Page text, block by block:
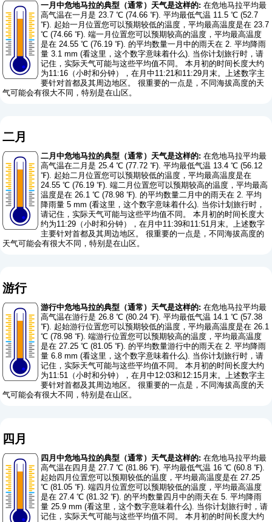
一月中危地马拉的典型（通常）天气是这样的: 在危地马拉平均最
高气温在一月是 23.7 ℃ (74.66 ℉). 平均最低气温 11.5 ℃ (52.7
℉). 起始一月位置您可以预期较低的温度，平均最高温度是在 23.7
℃ (74.66 ℉). 端一月位置您可以预期较高的温度，平均最高温度
是在 24.55 ℃ (76.19 ℉). 的平均数量一月中的雨天在 2. 平均降雨
量 3.1 mm (看这里，这个数字意味着什么). 当你计划旅行时，请
记住，实际天气可能与这些平均值不同。 本月初的时间长度大约
为11:16（小时和分钟），在月中11:21和11:29月末。上述数字主
要针对首都及其周边地区。 很重要的一点是，不同海拔高度的天
气可能会有很大不同，特别是在山区。
二月
二月中危地马拉的典型（通常）天气是这样的: 在危地马拉平均最
高气温在二月是 25.4 ℃ (77.72 ℉). 平均最低气温 13.4 ℃ (56.12
℉). 起始二月位置您可以预期较低的温度，平均最高温度是在
24.55 ℃ (76.19 ℉). 端二月位置您可以预期较高的温度，平均最高
温度是在 26.1 ℃ (78.98 ℉). 的平均数量二月中的雨天在 2. 平均
降雨量 5 mm (看这里，这个数字意味着什么). 当你计划旅行时，
请记住，实际天气可能与这些平均值不同。 本月初的时间长度大
约为11:29（小时和分钟），在月中11:39和11:51月末。上述数字
主要针对首都及其周边地区。 很重要的一点是，不同海拔高度的
天气可能会有很大不同，特别是在山区。
游行
游行中危地马拉的典型（通常）天气是这样的: 在危地马拉平均最
高气温在游行是 26.8 ℃ (80.24 ℉). 平均最低气温 14.1 ℃ (57.38
℉). 起始游行位置您可以预期较低的温度，平均最高温度是在 26.1
℃ (78.98 ℉). 端游行位置您可以预期较高的温度，平均最高温度
是在 27.25 ℃ (81.05 ℉). 的平均数量游行中的雨天在 2. 平均降雨
量 6.8 mm (看这里，这个数字意味着什么). 当你计划旅行时，请
记住，实际天气可能与这些平均值不同。 本月初的时间长度大约
为11:51（小时和分钟），在月中12:03和12:15月末。上述数字主
要针对首都及其周边地区。 很重要的一点是，不同海拔高度的天
气可能会有很大不同，特别是在山区。
四月
四月中危地马拉的典型（通常）天气是这样的: 在危地马拉平均最
高气温在四月是 27.7 ℃ (81.86 ℉). 平均最低气温 16 ℃ (60.8 ℉).
起始四月位置您可以预期较低的温度，平均最高温度是在 27.25
℃ (81.05 ℉). 端四月位置您可以预期较低的温度，平均最高温度
是在 27.4 ℃ (81.32 ℉). 的平均数量四月中的雨天在 5. 平均降雨
量 25.9 mm (看这里，这个数字意味着什么). 当你计划旅行时，请
记住，实际天气可能与这些平均值不同。 本月初的时间长度大约